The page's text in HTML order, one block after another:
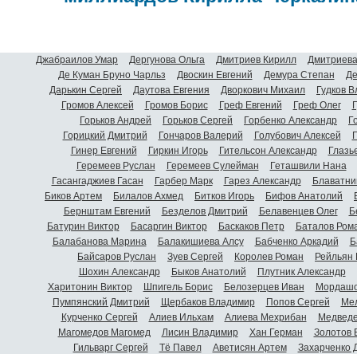
Джабраилов Умар Дергунова Ольга Дмитриев Кирилл
Де Куман Бруно Чарльз
Двоскин Евгений Демура Степан
Дарькин Сергей
Даутова Евгения Дворкович Михаил
Гудков
Громов Алексей
Громов Борис Греф Евгений Греф Олег
Горьков Андрей
Горьков Сергей Горбенко Александр
Горицкий Дмитрий
Гончаров Валерий Голубович Алексей
Гинер Евгений
Гиркин Игорь Гительсон Александр
Геремеев Руслан
Геремеев Сулейман
Геташвили Нана
Гасангаджиев Гасан
Гарбер Марк Гарез Александр
Биков Артем
Билалов Ахмед Битков Игорь Бифов Анатолий
Бернштам Евгений
Безделов Дмитрий Белавенцев Олег
Батурин Виктор
Басаргин Виктор Баскаков Петр
Баталов
Балабанова Марина
Балакишиева Алсу Бабченко Аркадий
Байсаров Руслан
Зуев Сергей Королев Роман
Шохин Александр
Быков Анатолий Плутник Александр
Харитонин Виктор
Шпигель Борис Белозерцев Иван
Пумпянский Дмитрий
Щербаков Владимир Попов Сергей
Курченко Сергей
Алиев Ильхам Алиева Мехрибан
Магомедов Магомед
Лисин Владимир Хан Герман
Золотов
Гильварг Сергей
Тё Павел Аветисян Артем
Захарченко